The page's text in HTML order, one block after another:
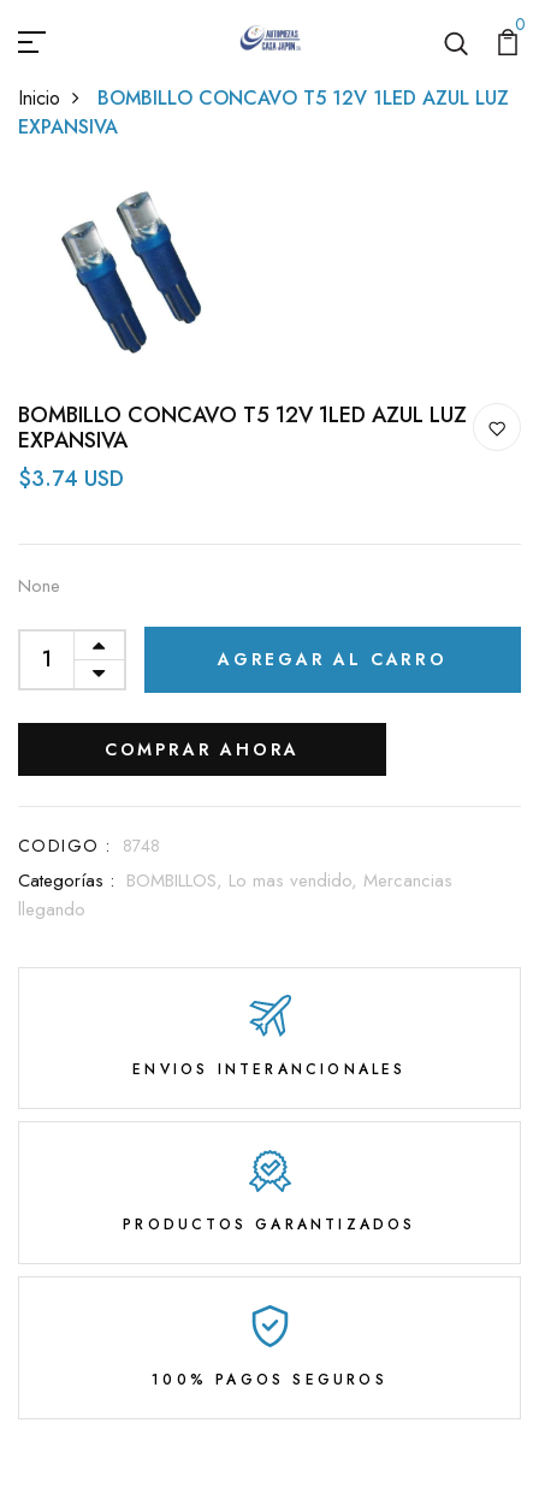
0
Inicio
BOMBILLO CONCAVO T5 12V 1LED AZUL LUZ
EXPANSIVA
BOMBILLO CONCAVO T5 12V 1LED AZUL LUZ
EXPANSIVA
$3.74 USD
None
AGREGAR AL CARRO
COMPRAR AHORA
CODIGO : 8748
Categorías : BOMBILLOS, Lo mas vendido, Mercancias
llegando
ENVIOS INTERANCIONALES
PRODUCTOS GARANTIZADOS
100% PAGOS SEGUROS